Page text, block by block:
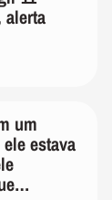
alerta
um
estava